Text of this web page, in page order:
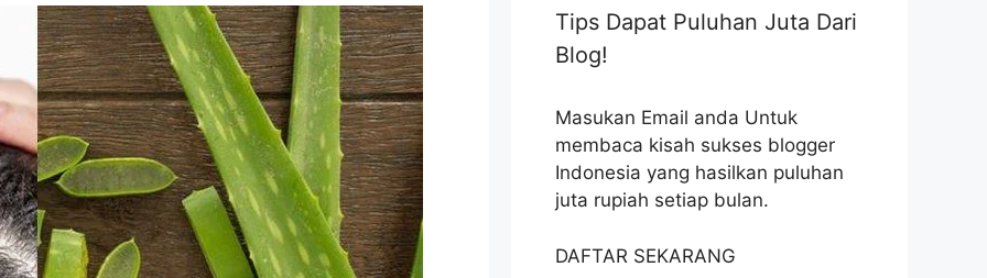
Tips Dapat Puluhan Juta Dari
Blog!
Masukan Email anda Untuk
membaca kisah sukses blogger
Indonesia yang hasilkan puluhan
juta rupiah setiap bulan.
DAFTAR SEKARANG